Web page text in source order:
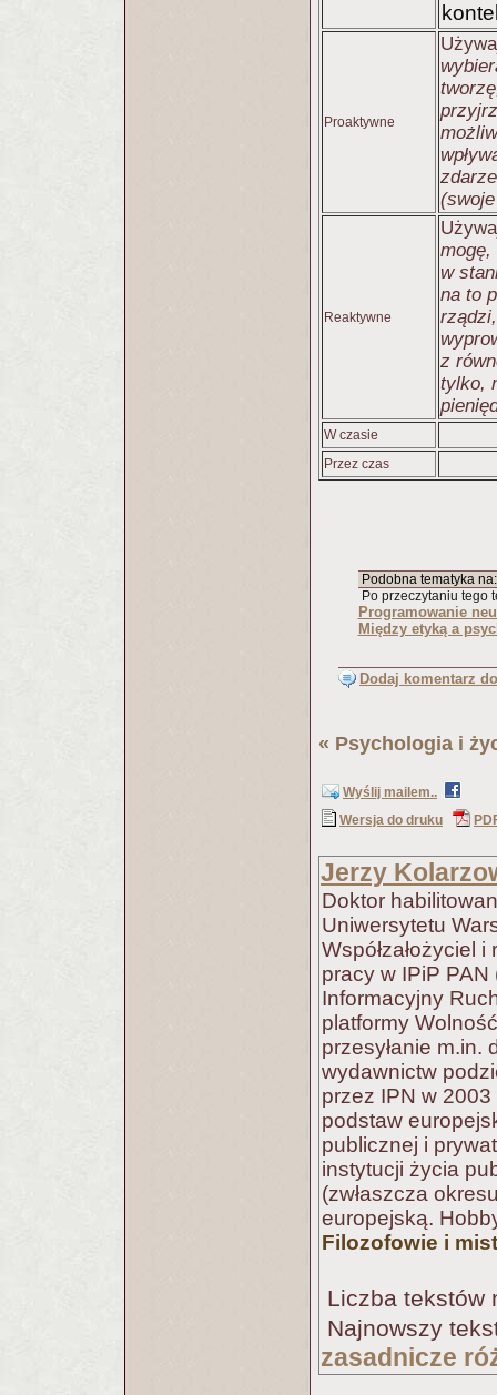
Proaktywne
Reaktywne
mogę,
w
na to
z
tylko,
W czasie
Przez czas
Podobna tematyka
Po przeczytaniu tego
Programowanie
Między etyką a
Dodaj komentarz
« Psychologia i
Wyślij mailem..
Wersja do druku
Jerzy
Doktor
Uniwersytetu
Współzałożyciel
pracy w IPiP PAN
Informacyjny
platformy
przesyłanie m.in.
wydawnictw
przez IPN w
podstaw
publicznej i
instytucji życia
(zwłaszcza
europejską.
Filozofowie i
Liczba tekstów
Najnowszy
zasadnicze